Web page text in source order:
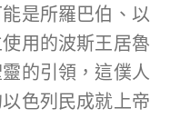
是所羅巴伯、以
用的波斯王居魯
的引領，這僕人
色列民成就上帝